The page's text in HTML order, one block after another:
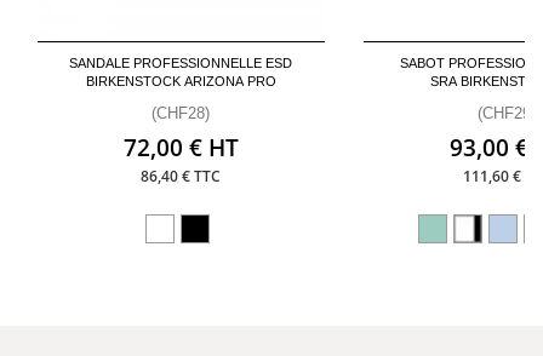
SANDALE PROFESSIONNELLE ESD
BIRKENSTOCK ARIZONA PRO
(CHF28)
72,00 € HT
86,40 € TTC
SABOT
SRA
(CHF29)
93,00 €
111,60 €